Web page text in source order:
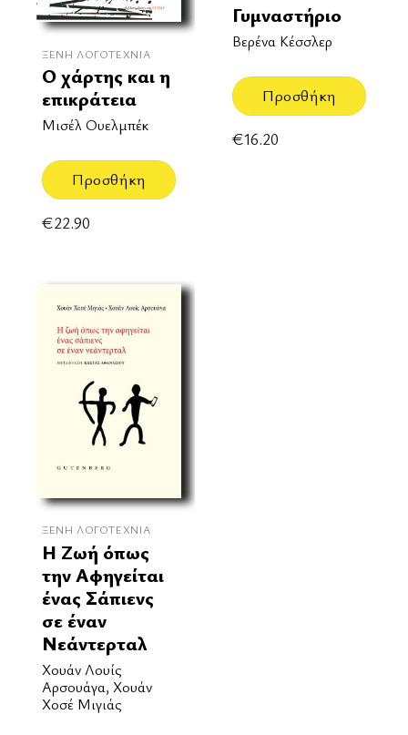
ΞΈΝΗ ΛΟΓΟΤΕΧΝΊΑ
Ο χάρτης και η
επικράτεια
Μισέλ Ουελμπέκ
Προσθήκη
€22.90
Γυμναστήριο
Βερένα Κέσσλερ
Προσθήκη
€16.20
ΞΈΝΗ ΛΟΓΟΤΕΧΝΊΑ
Η Ζωή όπως
την Αφηγείται
ένας Σάπιενς
σε έναν
Νεάντερταλ
Χουάν Λουίς
Αρσουάγα, Χουάν
Χοσέ Μιγιάς